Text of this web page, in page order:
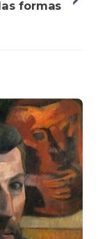
formas